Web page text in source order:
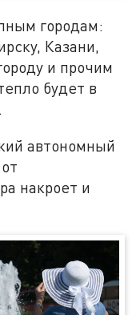
городам:
Казани,
и прочим
будет в
автономный
накроет и